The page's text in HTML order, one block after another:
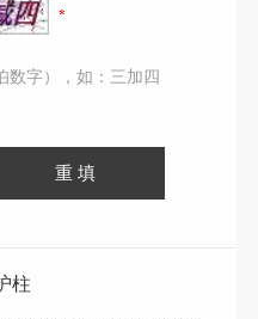
数字），如：三加四
柱